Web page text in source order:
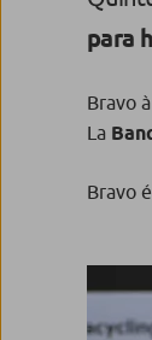
para
Bravo à
La
Bravo